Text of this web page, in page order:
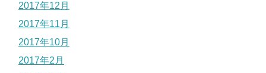
2017年12月
2017年11月
2017年10月
2017年2月